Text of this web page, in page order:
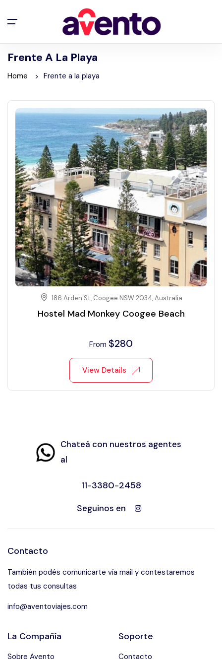
Frente A La Playa
Home Frente a la playa
186 Arden St, Coogee NSW 2034, Australia
Hostel Mad Monkey Coogee Beach
From $280
View Details
Chateá con nuestros agentes
al
11-3380-2458
Seguinos en
Contacto
También podés comunicarte vía mail y contestaremos
todas tus consultas
info@aventoviajes.com
La Compañía
Sobre Avento
Soporte
Contacto